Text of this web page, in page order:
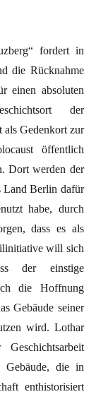
fordert in
die Rücknahme
einen absoluten
der
Gedenkort zur
öffentlich
Dort werden der
Land Berlin dafür
habe, durch
dass es als
will sich
der einstige
die Hoffnung
Gebäude seiner
wird. Lothar
Gebäude, die in
enthistorisiert